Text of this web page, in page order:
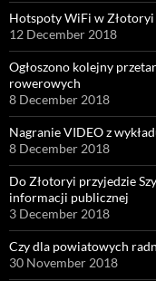
Hotspoty WiFi w
12 December 2018
Ogłoszono kolejny
rowerowych
8 December 2018
Nagranie VIDEO z
8 December 2018
Do Złotoryi przyjedzie
informacji publicznej
3 December 2018
Czy dla powiatowych
30 November 2018